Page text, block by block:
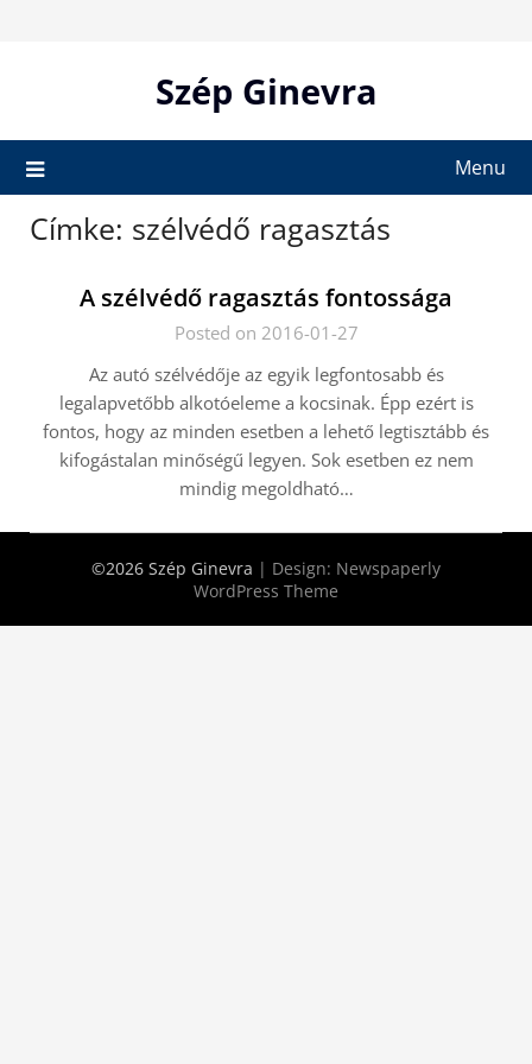
Szép Ginevra
Menu
Címke: szélvédő ragasztás
A szélvédő ragasztás fontossága
Posted on 2016-01-27
Az autó szélvédője az egyik legfontosabb és
legalapvetőbb alkotóeleme a kocsinak. Épp ezért is
fontos, hogy az minden esetben a lehető legtisztább és
kifogástalan minőségű legyen. Sok esetben ez nem
mindig megoldható…
©2026 Szép Ginevra | Design: Newspaperly
WordPress Theme